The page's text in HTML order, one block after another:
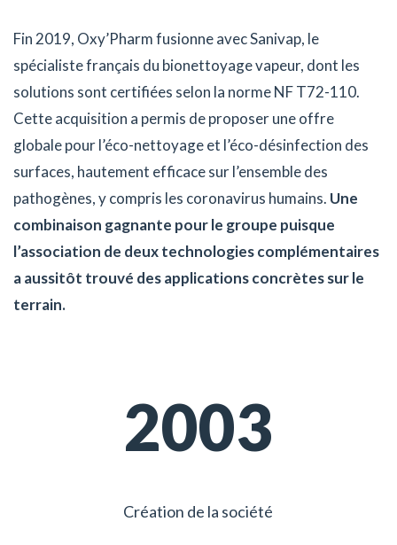
Fin 2019, Oxy’Pharm fusionne avec Sanivap, le
spécialiste français du bionettoyage vapeur, dont les
solutions sont certifiées selon la norme NF T72-110.
Cette acquisition a permis de proposer une offre
globale pour l’éco-nettoyage et l’éco-désinfection des
surfaces, hautement efficace sur l’ensemble des
pathogènes, y compris les coronavirus humains. Une
combinaison gagnante pour le groupe puisque
l’association de deux technologies complémentaires
a aussitôt trouvé des applications concrètes sur le
terrain.
2003
Création de la société